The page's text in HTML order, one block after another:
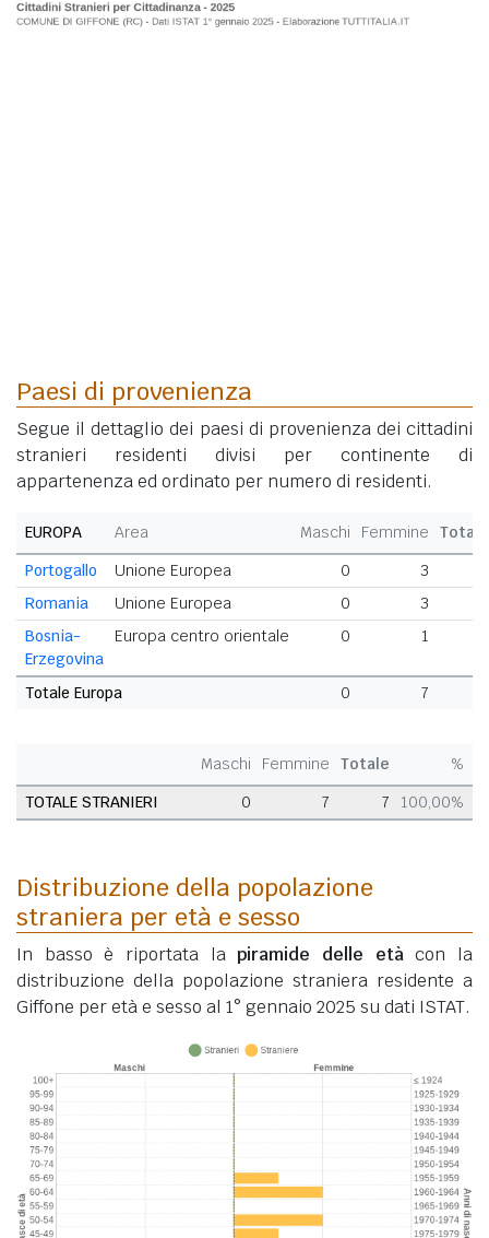
Paesi di provenienza
Segue il dettaglio dei paesi di provenienza dei cittadini
stranieri residenti divisi per continente di
appartenenza ed ordinato per numero di residenti.
EUROPA Area Maschi Femmine
Totale
Portogallo
Unione Europea 0 3
Romania
Unione Europea 0 3
Bosnia-
Erzegovina
Europa centro orientale 0 1
Totale Europa 0 7
Maschi Femmine Totale
%
TOTALE STRANIERI
0 7 7 100,00%
Distribuzione della popolazione
straniera per età e sesso
In basso è riportata lapiramide delle etàcon la
distribuzione della popolazione straniera residente a
Giffone per età e sesso al 1° gennaio 2025 su dati ISTAT.